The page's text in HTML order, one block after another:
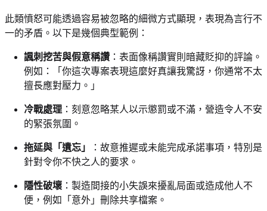
此類憤怒可能透過容易被忽略的細微方式顯現，表現為言行不
一的矛盾。以下是幾個典型範例：
諷刺挖苦與假意稱讚 ：表面像稱讚實則暗藏貶抑的評論。
例如：「你這次專案表現這麼好真讓我驚訝，你通常不太
擅長應對壓力。」
冷戰處理 ：刻意忽略某人以示懲罰或不滿，營造令人不安
的緊張氛圍。
拖延與「遺忘」
：故意推遲或未能完成承諾事項，特別是
針對令你不快之人的要求。
隱性破壞 ：製造間接的小失誤來擾亂局面或造成他人不
便，例如「意外」刪除共享檔案。